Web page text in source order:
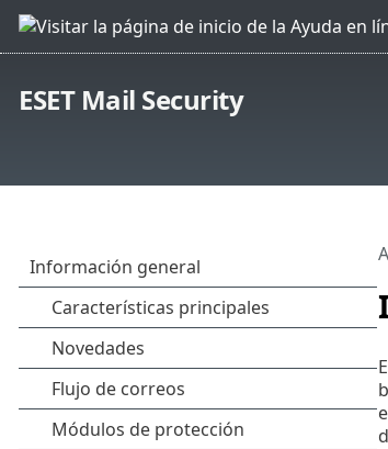
ESET Mail Security